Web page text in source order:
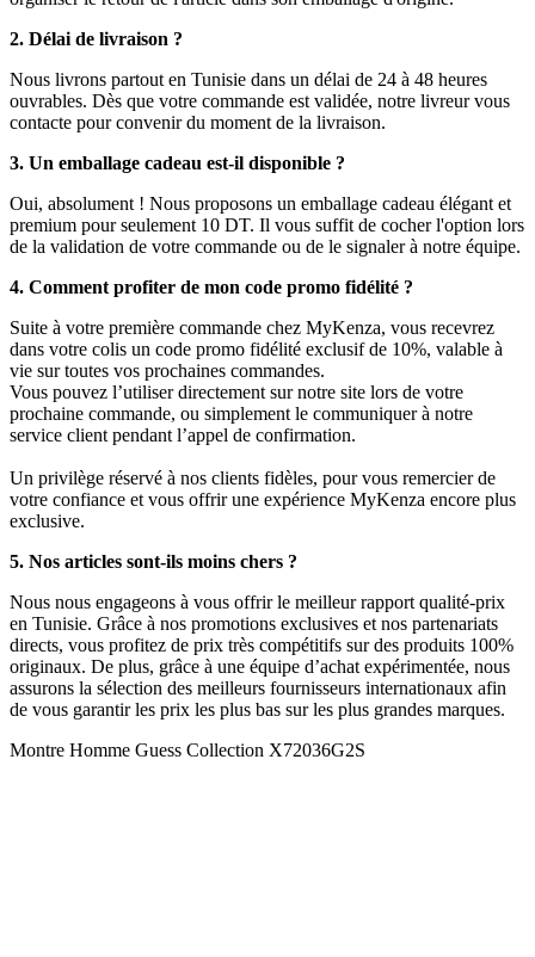
2. Délai de livraison ?
Nous livrons partout en Tunisie dans un délai de 24 à 48 heures
ouvrables. Dès que votre commande est validée, notre livreur vous
contacte pour convenir du moment de la livraison.
3. Un emballage cadeau est-il disponible ?
Oui, absolument ! Nous proposons un emballage cadeau élégant et
premium pour seulement 10 DT. Il vous suffit de cocher l'option lors
de la validation de votre commande ou de le signaler à notre équipe.
4. Comment profiter de mon code promo fidélité ?
Suite à votre première commande chez MyKenza, vous recevrez
dans votre colis un code promo fidélité exclusif de 10%, valable à
vie sur toutes vos prochaines commandes.
Vous pouvez l’utiliser directement sur notre site lors de votre
prochaine commande, ou simplement le communiquer à notre
service client pendant l’appel de confirmation.
Un privilège réservé à nos clients fidèles, pour vous remercier de
votre confiance et vous offrir une expérience MyKenza encore plus
exclusive.
5. Nos articles sont-ils moins chers ?
Nous nous engageons à vous offrir le meilleur rapport qualité-prix
en Tunisie. Grâce à nos promotions exclusives et nos partenariats
directs, vous profitez de prix très compétitifs sur des produits 100%
originaux. De plus, grâce à une équipe d’achat expérimentée, nous
assurons la sélection des meilleurs fournisseurs internationaux afin
de vous garantir les prix les plus bas sur les plus grandes marques.
Montre Homme Guess Collection X72036G2S